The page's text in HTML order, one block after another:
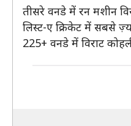
तीसरे वनडे में रन मशीन
लिस्ट-ए क्रिकेट में सबसे
225+ वनडे में विराट